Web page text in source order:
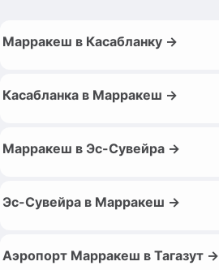
Марракеш в Касабланку →
Касабланка в Марракеш →
Марракеш в Эс-Сувейра →
Эс-Сувейра в Марракеш →
Аэропорт Марракеш в Тагазут →